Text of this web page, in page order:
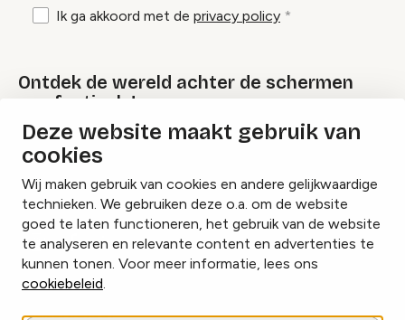
Deze website maakt gebruik van
cookies
Wij maken gebruik van cookies en andere gelijkwaardige
technieken. We gebruiken deze o.a. om de website
goed te laten functioneren, het gebruik van de website
te analyseren en relevante content en advertenties te
kunnen tonen. Voor meer informatie, lees ons
cookiebeleid.
Ik ga akkoord met de privacy policy
Ontdek de wereld achter de schermen
van festivals!
Lees onze Festival Specials
InstagramFacebookLinkedIn
Cookies beheren